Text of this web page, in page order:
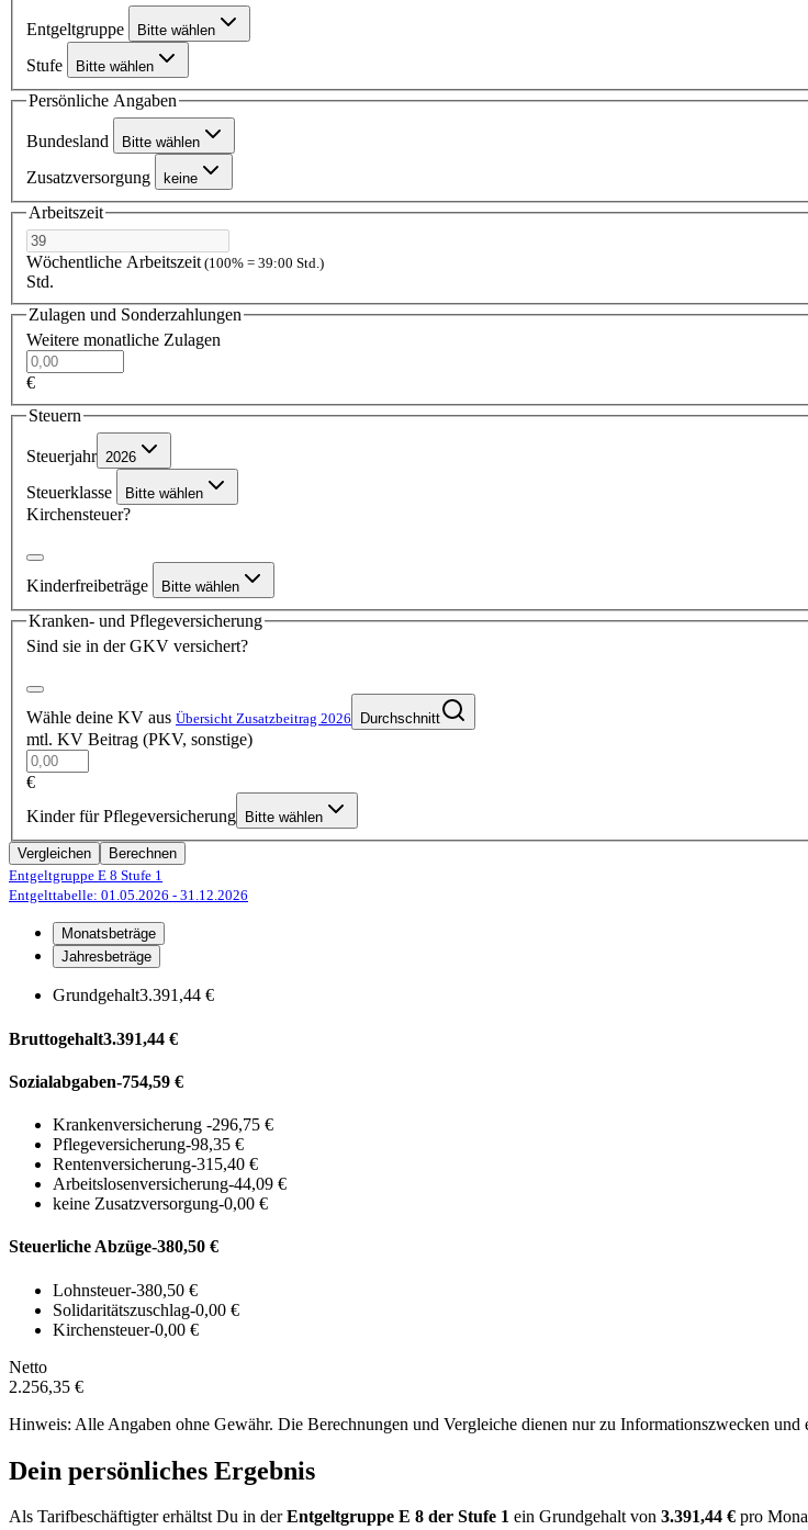
Entgeltgruppe Bitte wählen
Stufe Bitte wählen
Persönliche Angaben
Bundesland Bitte wählen
Zusatzversorgung keine
Arbeitszeit
Wöchentliche Arbeitszeit (100% = 39:00 Std.)
Std.
Zulagen und Sonderzahlungen
Weitere monatliche Zulagen
€
Steuern
Steuerjahr 2026
Steuerklasse Bitte wählen
Kirchensteuer?
Kinderfreibeträge Bitte wählen
Kranken- und Pflegeversicherung
Sind sie in der GKV versichert?
Wähle deine KV aus Übersicht Zusatzbeitrag 2026 Durchschnitt
mtl. KV Beitrag (PKV, sonstige)
€
Kinder für Pflegeversicherung
Bitte wählen
Vergleichen
Berechnen
Entgeltgruppe E 8 Stufe 1
Entgelttabelle: 01.05.2026 - 31.12.2026
Monatsbeträge
Jahresbeträge
Grundgehalt3.391,44 €
Bruttogehalt3.391,44 €
Sozialabgaben-754,59 €
Krankenversicherung -296,75 €
Pflegeversicherung-98,35 €
Rentenversicherung-315,40 €
Arbeitslosenversicherung-44,09 €
keine Zusatzversorgung-0,00 €
Steuerliche Abzüge-380,50 €
Lohnsteuer-380,50 €
Solidaritätszuschlag-0,00 €
Kirchensteuer-0,00 €
Netto
2.256,35 €
Hinweis: Alle Angaben ohne Gewähr. Die Berechnungen und Vergleiche dienen nur zu Informationszwecken und
Dein persönliches Ergebnis
Als Tarifbeschäftigter erhältst Du in derEntgeltgruppe E 8 der Stufe 1 ein Grundgehalt von 3.391,44 € pro